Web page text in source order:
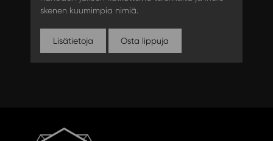
skenen kuumimpia nimiä.
Lisätietoja Osta lippuja